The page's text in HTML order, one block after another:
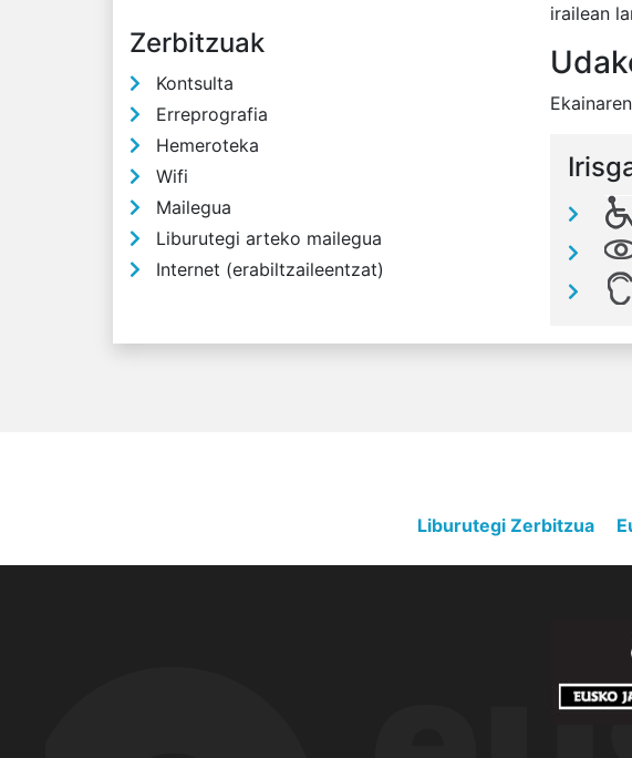
Zerbitzuak
Kontsulta
Erreprografia
Hemeroteka
Wifi
Mailegua
Liburutegi arteko mailegua
Internet (erabiltzaileentzat)
irailean
Liburutegi Zerbitzua